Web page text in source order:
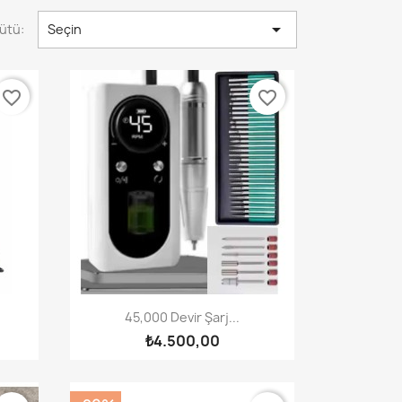
Seçin 
favorite_border
 Hızlı Görünüm
45,000 Devir Şarj...
₺4.500,00
favorite_border